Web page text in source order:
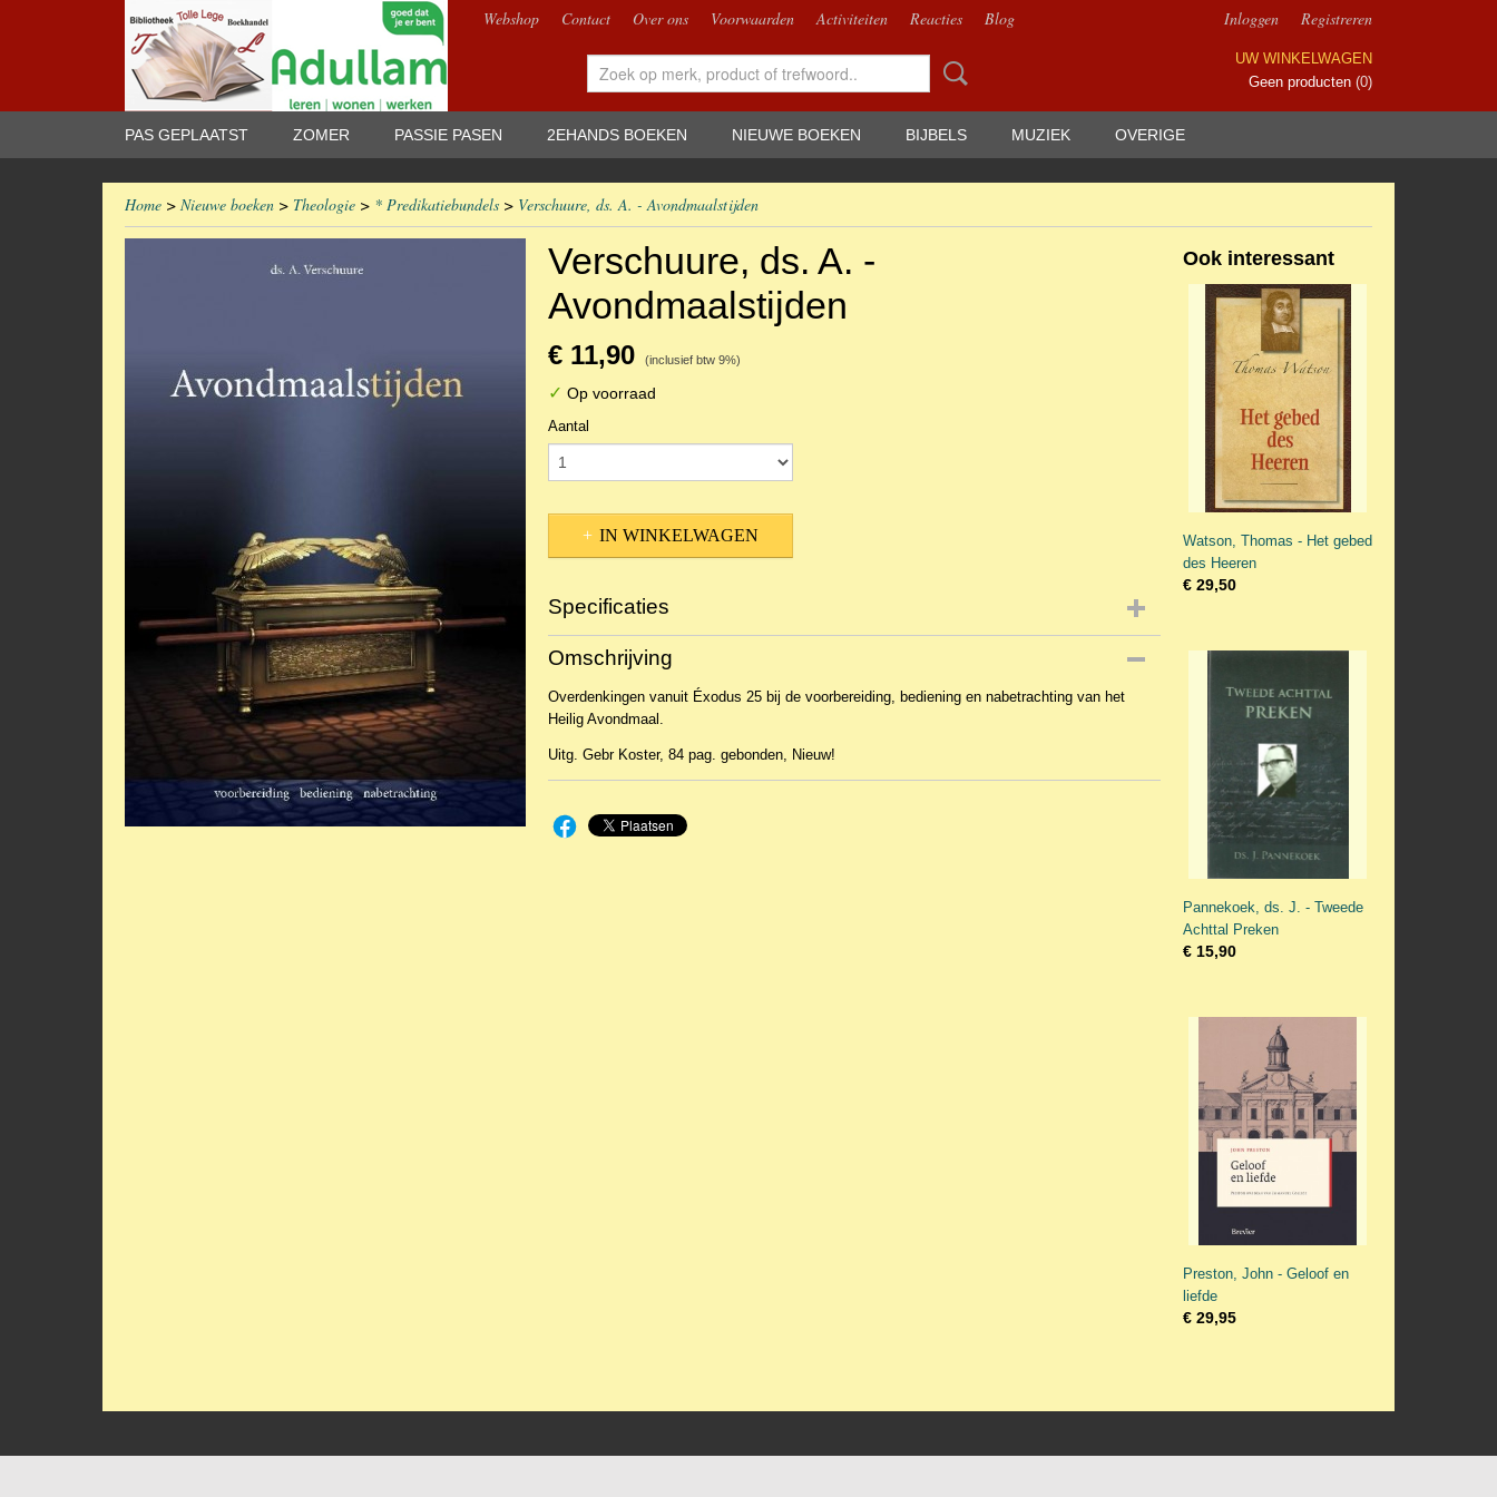
Webshop Contact Over ons Voorwaarden Activiteiten Reacties Blog Inloggen Registreren
UW WINKELWAGEN
Geen producten (0)
PAS GEPLAATST ZOMER PASSIE PASEN 2EHANDS BOEKEN NIEUWE BOEKEN BIJBELS MUZIEK OVERIGE
Home > Nieuwe boeken > Theologie > * Predikatiebundels > Verschuure, ds. A. - Avondmaalstijden
Verschuure, ds. A. -
Avondmaalstijden
€ 11,90 (inclusief btw 9%)
✓ Op voorraad
Aantal
IN WINKELWAGEN
Specificaties
Productcode
EAN code
Omschrijving
Overdenkingen vanuit Éxodus 25 bij de voorbereiding, bediening en nabetrachting van het
Heilig Avondmaal.
Uitg. Gebr Koster, 84 pag. gebonden, Nieuw!
Ook interessant
Watson, Thomas - Het gebed
des Heeren
€ 29,50
Pannekoek, ds. J. - Tweede
Achttal Preken
€ 15,90
Preston, John - Geloof en
liefde
€ 29,95